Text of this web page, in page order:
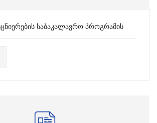
საბაკალავრო პროგრამის
ცხრილი